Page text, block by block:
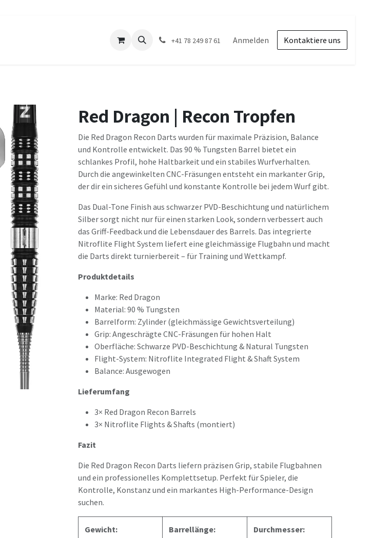
+41 78 249 87 61 Anmelden Kontaktiere uns
Red Dragon | Recon Tropfen
Die Red Dragon Recon Darts wurden für maximale Präzision, Balance
und Kontrolle entwickelt. Das 90 % Tungsten Barrel bietet ein
schlankes Profil, hohe Haltbarkeit und ein stabiles Wurfverhalten.
Durch die angewinkelten CNC-Fräsungen entsteht ein markanter Grip,
der dir ein sicheres Gefühl und konstante Kontrolle bei jedem Wurf gibt.
Das Dual-Tone Finish aus schwarzer PVD-Beschichtung und natürlichem
Silber sorgt nicht nur für einen starken Look, sondern verbessert auch
das Griff-Feedback und die Lebensdauer des Barrels. Das integrierte
Nitroflite Flight System liefert eine gleichmässige Flugbahn und macht
die Darts direkt turnierbereit – für Training und Wettkampf.
Produktdetails
Marke: Red Dragon
Material: 90 % Tungsten
Barrelform: Zylinder (gleichmässige Gewichtsverteilung)
Grip: Angeschrägte CNC-Fräsungen für hohen Halt
Oberfläche: Schwarze PVD-Beschichtung & Natural Tungsten
Flight-System: Nitroflite Integrated Flight & Shaft System
Balance: Ausgewogen
Lieferumfang
3× Red Dragon Recon Barrels
3× Nitroflite Flights & Shafts (montiert)
Fazit
Die Red Dragon Recon Darts liefern präzisen Grip, stabile Flugbahnen
und ein professionelles Komplettsetup. Perfekt für Spieler, die
Kontrolle, Konstanz und ein markantes High-Performance-Design
suchen.
Gewicht: Barrellänge: Durchmesser: